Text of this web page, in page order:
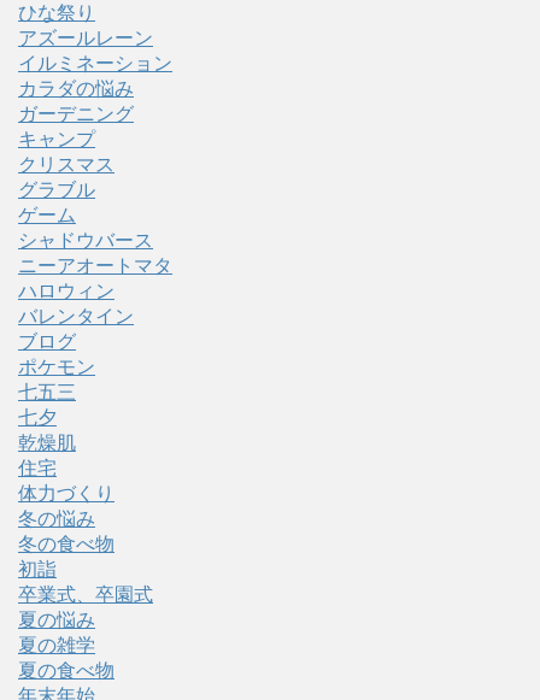
ひな祭り
アズールレーン
イルミネーション
カラダの悩み
ガーデニング
キャンプ
クリスマス
グラブル
ゲーム
シャドウバース
ニーアオートマタ
ハロウィン
バレンタイン
ブログ
ポケモン
七五三
七夕
乾燥肌
住宅
体力づくり
冬の悩み
冬の食べ物
初詣
卒業式、卒園式
夏の悩み
夏の雑学
夏の食べ物